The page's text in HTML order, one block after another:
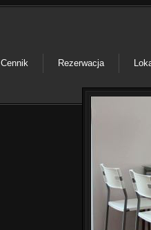
Cennik
Cennik Rezerwacja
Rezerwacja